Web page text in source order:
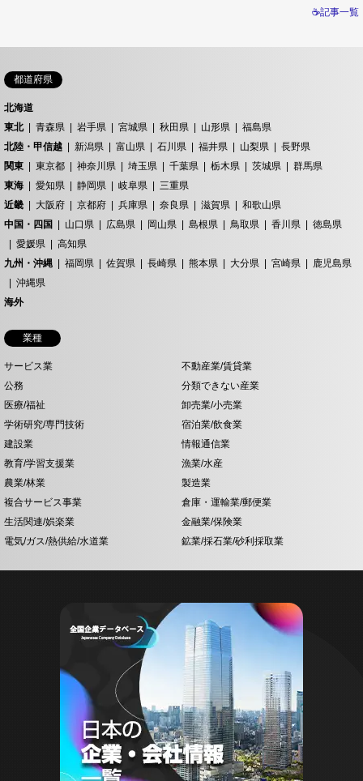
☕記事一覧
都道府県
北海道
東北
青森県 岩手県 宮城県 秋田県 山形県
福島県
北陸・甲信越
新潟県 富山県 石川県 福井県 山梨県
長野県
関東
東京都 神奈川県 埼玉県 千葉県 栃木県 茨城県
群馬県
東海
愛知県 静岡県 岐阜県
三重県
近畿
大阪府 京都府 兵庫県 奈良県 滋賀県
和歌山県
中国・四国
山口県 広島県 岡山県 島根県 鳥取県 香川県
徳島県
愛媛県
高知県
九州・沖縄
福岡県 佐賀県 長崎県 熊本県 大分県 宮崎県
鹿児島県
沖縄県
海外
業種
サービス業
不動産業/賃貸業
公務
分類できない産業
医療/福祉
卸売業/小売業
学術研究/専門技術
宿泊業/飲食業
建設業
情報通信業
教育/学習支援業
漁業/水産
農業/林業
製造業
複合サービス事業
倉庫・運輸業/郵便業
生活関連/娯楽業
金融業/保険業
電気/ガス/熱供給/水道業
鉱業/採石業/砂利採取業